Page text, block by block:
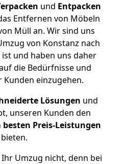
und Entpacken
Entfernen von Möbeln
Müll an. Wir sind uns
von Konstanz nach
und haben uns daher
die Bedürfnisse und
Kunden einzugehen.
Lösungen und
unseren Kunden den
besten Preis-Leistungen
Umzug nicht, denn bei